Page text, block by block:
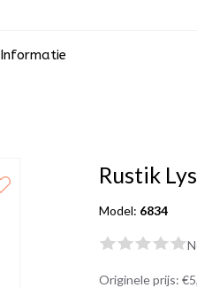
Informatie
Rustik
Model: 6834
Originele prijs: